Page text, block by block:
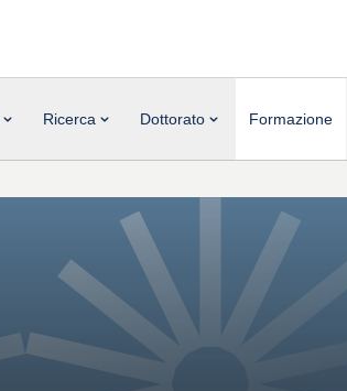
Ricerca Dottorato Formazione